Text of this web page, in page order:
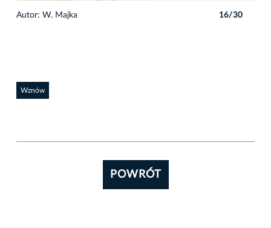
Autor: W. Majka 16/30
Wznów
POWRÓT